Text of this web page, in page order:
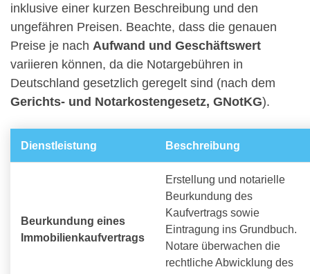
inklusive einer kurzen Beschreibung und den
ungefähren Preisen. Beachte, dass die genauen
Preise je nach Aufwand und Geschäftswert
variieren können, da die Notargebühren in
Deutschland gesetzlich geregelt sind (nach dem
Gerichts- und Notarkostengesetz, GNotKG).
Dienstleistung Beschreibung
Beurkundung eines
Immobilienkaufvertrags
Erstellung und notarielle
Beurkundung des
Kaufvertrags sowie
Eintragung ins Grundbuch.
Notare überwachen die
rechtliche Abwicklung des